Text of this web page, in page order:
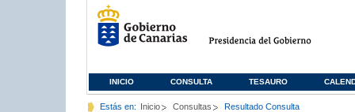
INICIO CONSULTA TESAURO
Estás en: Inicio Consultas Resultado Consulta